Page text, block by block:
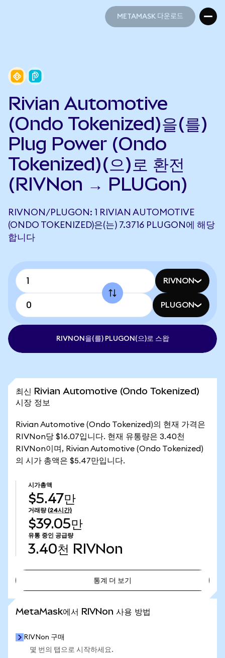
METAMASK 다운로드
Rivian Automotive
(Ondo Tokenized)을(를)
Plug Power (Ondo
Tokenized)(으)로 환전
(RIVNon → PLUGon)
RIVNON/PLUGON: 1 RIVIAN AUTOMOTIVE
(ONDO TOKENIZED)은(는) 7.3716 PLUGON에 해당
합니다
RIVNON
PLUGON
RIVNON을(를) PLUGON(으)로 스왑
최신 Rivian Automotive (Ondo Tokenized)
시장 정보
Rivian Automotive (Ondo Tokenized)의 현재 가격은
RIVNon당 $16.07입니다. 현재 유통량은 3.40천
RIVNon이며, Rivian Automotive (Ondo Tokenized)
의 시가 총액은 $5.47만입니다.
시가총액
$5.47만
거래량 (24시간)
$39.05만
유통 중인 공급량
3.40천 RIVNon
통계 더 보기
MetaMask에서 RIVNon 사용 방법
RIVNon 구매
몇 번의 탭으로 시작하세요.